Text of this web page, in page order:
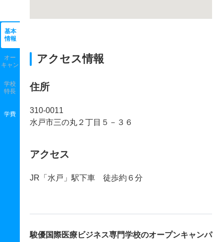
基本
情報
オー
キャン
学校
特長
学費
アクセス情報
住所
310-0011
水戸市三の丸２丁目５－３６
アクセス
JR「水戸」駅下車 徒歩約６分
駿優国際医療ビジネス専門学校のオープンキャンパ